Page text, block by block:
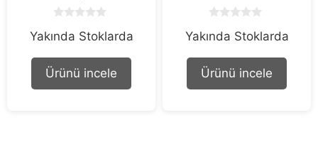
o
t
f
Yakında Stoklarda
Ürünü incele
o
t
f
Yakında Stoklarda
Ürünü incele